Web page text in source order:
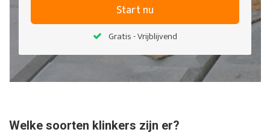
Start nu
Gratis - Vrijblijvend
Welke soorten klinkers zijn er?